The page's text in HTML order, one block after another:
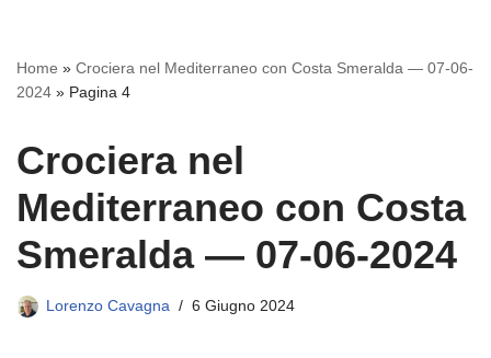
Home » Crociera nel Mediterraneo con Costa Smeralda — 07-06-
2024 » Pagina 4
Crociera nel
Mediterraneo con Costa
Smeralda — 07-06-2024
Lorenzo Cavagna 6 Giugno 2024